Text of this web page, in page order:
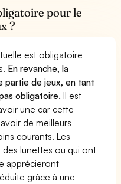
pour le
?
est obligatoire
En revanche, la
partie de jeux, en tant
obligatoire.Il est
une car cette
de meilleurs
courants. Les
lunettes ou qui ont
apprécieront
grâce à une